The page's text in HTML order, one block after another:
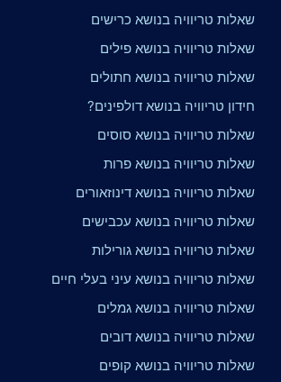
שאלות טריוויה בנושא כרישים
שאלות טריוויה בנושא פילים
שאלות טריוויה בנושא חתולים
חידון טריוויה בנושא דולפינים?
שאלות טריוויה בנושא סוסים
שאלות טריוויה בנושא פרות
שאלות טריוויה בנושא דינוזאורים
שאלות טריוויה בנושא עכבישים
שאלות טריוויה בנושא גורילות
שאלות טריוויה בנושא עיני בעלי חיים
שאלות טריוויה בנושא גמלים
שאלות טריוויה בנושא דובים
שאלות טריוויה בנושא קופים